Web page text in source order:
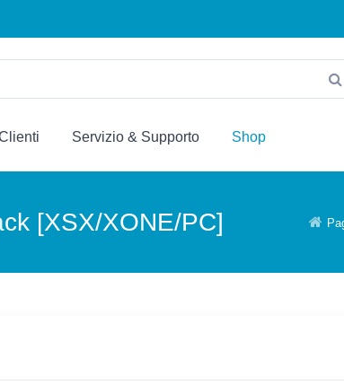
Servizio & Supporto Shop
[XSX/XONE/PC]